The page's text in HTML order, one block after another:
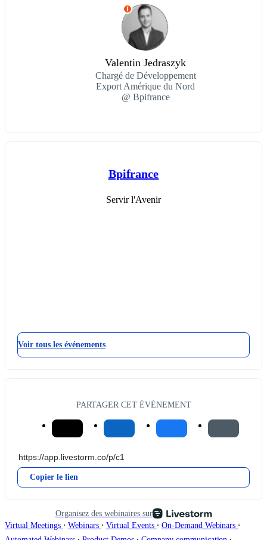
I
Valentin Jedraszyk
Chargé de Développement
Export Amérique du Nord
@ Bpifrance
Bpifrance
Servir l'Avenir
Voir tous les événements
PARTAGER CET ÉVÉNEMENT
Copier le lien
Organisez des webinaires sur
Virtual Meetings ∙ Webinars ∙ Virtual Events ∙ On-Demand Webinars ∙